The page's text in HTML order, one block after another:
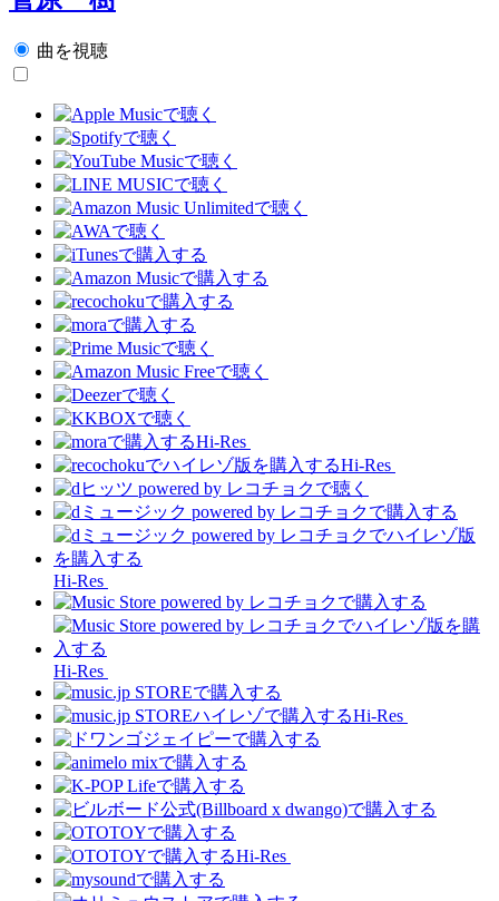
曲を視聴
Hi-Res
Hi-Res
Hi-Res
Hi-Res
Hi-Res
Hi-Res